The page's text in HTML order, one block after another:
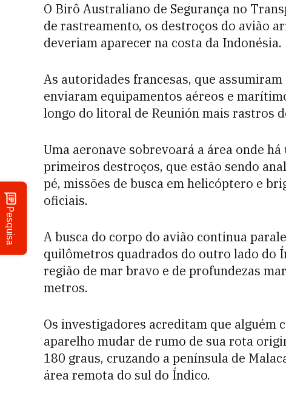
Pesquisa
O Birô Australiano de Segurança no
de rastreamento, os destroços do avião
deveriam aparecer na costa da Indonésia.
As autoridades francesas, que
enviaram equipamentos aéreos e
longo do litoral de Reunión mais rastros
Uma aeronave sobrevoará a área onde
primeiros destroços, que estão sendo
pé, missões de busca em helicóptero e
oficiais.
A busca do corpo do avião continua
quilômetros quadrados do outro lado do
região de mar bravo e de profundezas
metros.
Os investigadores acreditam que alguém
aparelho mudar de rumo de sua rota
180 graus, cruzando a península de
área remota do sul do Índico.